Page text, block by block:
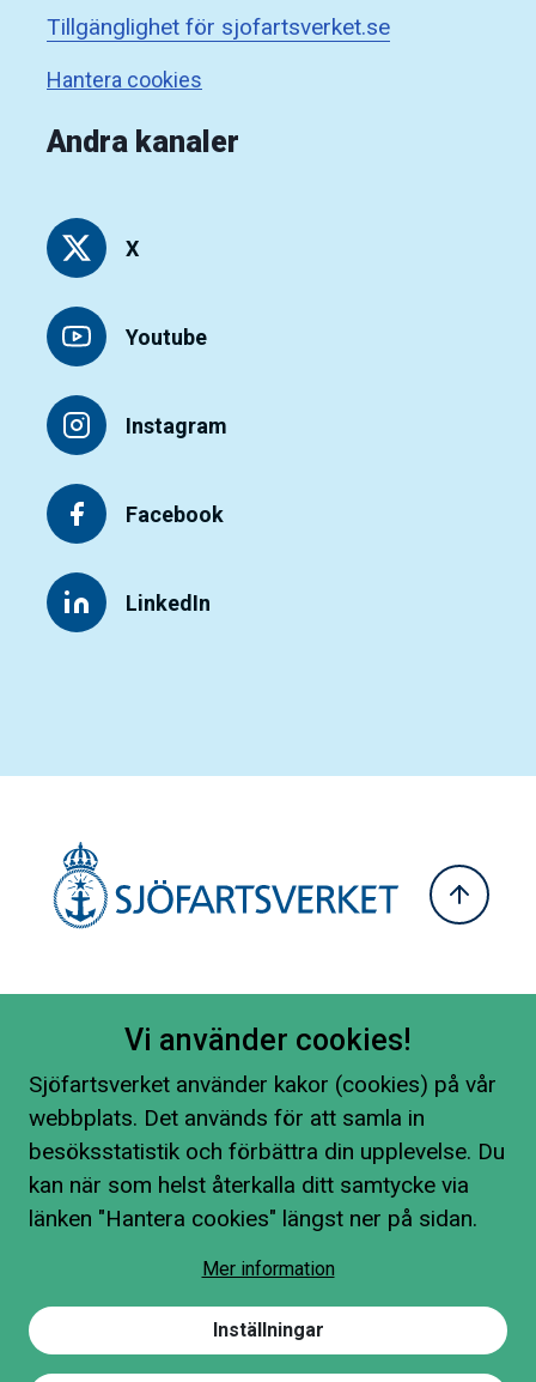
Tillgänglighet för sjofartsverket.se
Hantera cookies
Andra kanaler
X
Youtube
Instagram
Facebook
LinkedIn
Vi använder cookies!
Sjöfartsverket använder kakor (cookies) på vår
webbplats. Det används för att samla in
besöksstatistik och förbättra din upplevelse. Du
kan när som helst återkalla ditt samtycke via
länken "Hantera cookies" längst ner på sidan.
Mer information
Inställningar